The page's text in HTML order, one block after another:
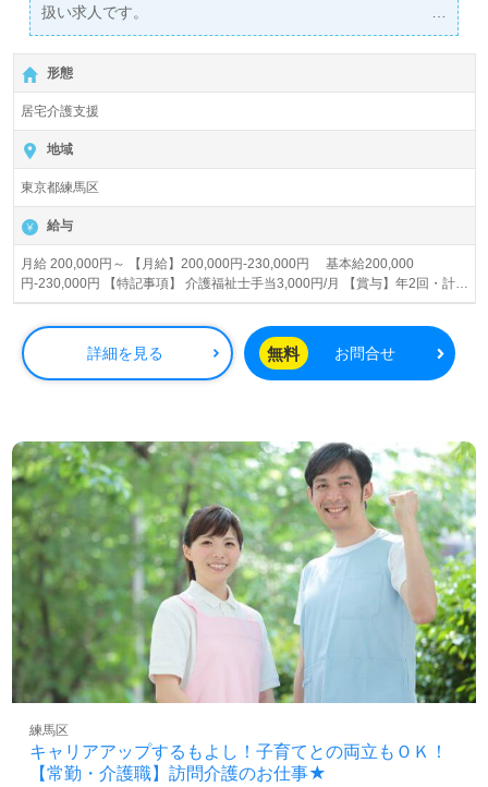
扱い求人です。
詳細に関してお気軽にご相談ください♪
【無料】で皆さんの転職活動をサポートいたします。
形態
居宅介護支援
地域
東京都練馬区
給与
月給 200,000円～ 【月給】200,000円-230,000円 基本給200,000
円-230,000円 【特記事項】 介護福祉士手当3,000円/月 【賞与】年2回・計
2.00月分（前年度実績） 【昇給】年1回 【退職金】制度有 ※勤続3年以上
【通勤手当】月上限20,000円
詳細を見る 無料 お問合せ
キャリアアップするもよし！子育てとの両立もＯＫ！
【常勤・介護職】訪問介護のお仕事★
練馬区